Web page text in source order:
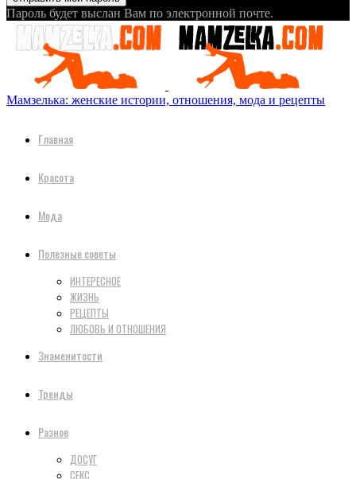
Пароль будет выслан Вам по электронной почте.
Мамзелька: женские истории, отношения, мода и рецепты
Главная
Красота
Мода
Полезные советы
ИНТЕРЕСНОЕ
ЖИЗНЬ
РЕЦЕПТЫ
ЛЮБОВЬ И ОТНОШЕНИЯ
Знаменитости
Тренды
Разное
ДОСУГ
СЕКС